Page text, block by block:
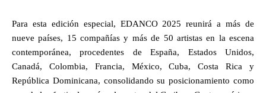
Para esta edición especial, EDANCO 2025 reunirá a más de
nueve países, 15 compañías y más de 50 artistas en la escena
contemporánea, procedentes de España, Estados Unidos,
Canadá, Colombia, Francia, México, Cuba, Costa Rica y
República Dominicana, consolidando su posicionamiento como